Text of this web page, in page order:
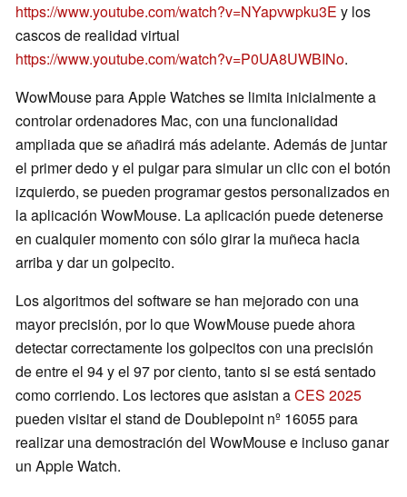
https://www.youtube.com/watch?v=NYapvwpku3E y los
cascos de realidad virtual
https://www.youtube.com/watch?v=P0UA8UWBINo.
WowMouse para Apple Watches se limita inicialmente a
controlar ordenadores Mac, con una funcionalidad
ampliada que se añadirá más adelante. Además de juntar
el primer dedo y el pulgar para simular un clic con el botón
izquierdo, se pueden programar gestos personalizados en
la aplicación WowMouse. La aplicación puede detenerse
en cualquier momento con sólo girar la muñeca hacia
arriba y dar un golpecito.
Los algoritmos del software se han mejorado con una
mayor precisión, por lo que WowMouse puede ahora
detectar correctamente los golpecitos con una precisión
de entre el 94 y el 97 por ciento, tanto si se está sentado
como corriendo. Los lectores que asistan aCES 2025
pueden visitar el stand de Doublepoint nº 16055 para
realizar una demostración del WowMouse e incluso ganar
un Apple Watch.